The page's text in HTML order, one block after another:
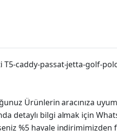
caddy-passat-jetta-golf-
Ürünlerin aracınıza
detaylı bilgi almak için
%5 havale indirimimizden